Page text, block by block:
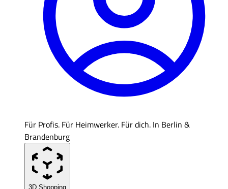
Für Profis. Für Heimwerker. Für dich. In Berlin &
Brandenburg
3D Shopping